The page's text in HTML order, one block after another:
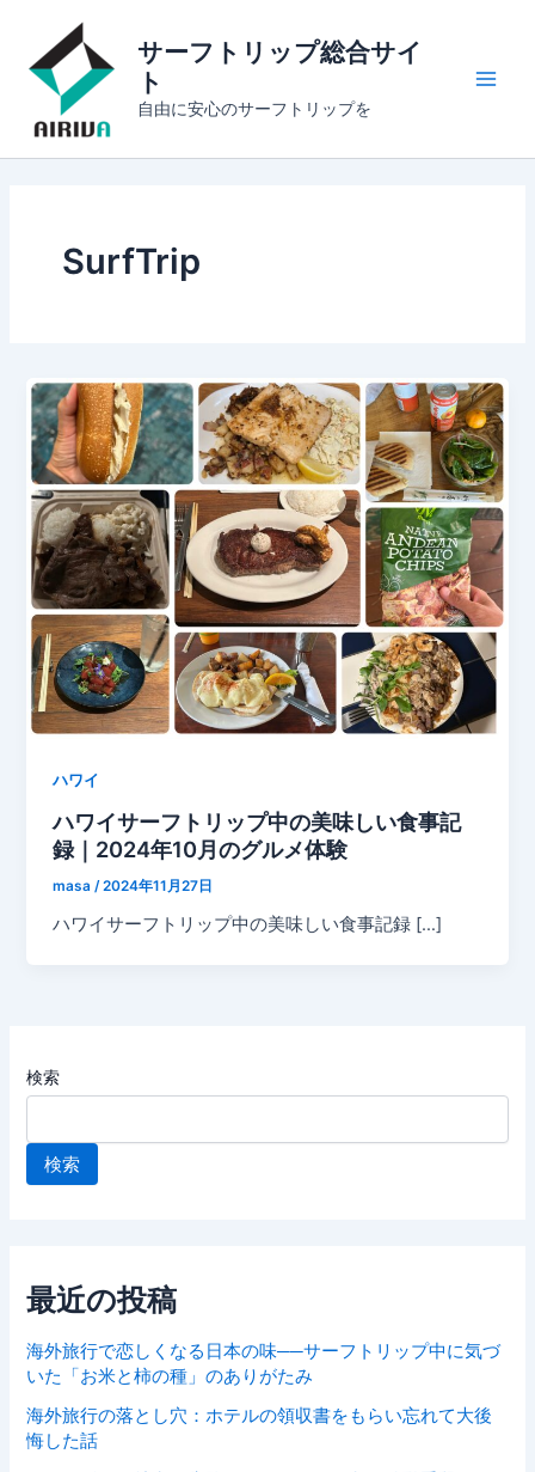
ッ
サーフトリップ総合サイ
ト
自由に安心のサーフトリップを
SurfTrip
ハワイ
ハワイサーフトリップ中の美味しい食事記
録｜2024年10月のグルメ体験
masa /2024年11月27日
ハワイサーフトリップ中の美味しい食事記録 […]
検索
検索
最近の投稿
海外旅行で恋しくなる日本の味──サーフトリップ中に気づ
いた「お米と柿の種」のありがたみ
海外旅行の落とし穴：ホテルの領収書をもらい忘れて大後
悔した話